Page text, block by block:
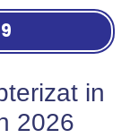
in
2026